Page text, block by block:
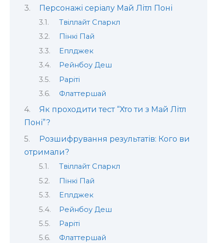
Персонажі серіалу Май Літл Поні
Твіллайт Спаркл
Пінкі Пай
Еплджек
Рейнбоу Деш
Раріті
Флаттершай
Як проходити тест “Хто ти з Май Літл
Поні”?
Розшифрування результатів: Кого ви
отримали?
Твіллайт Спаркл
Пінкі Пай
Еплджек
Рейнбоу Деш
Раріті
Флаттершай